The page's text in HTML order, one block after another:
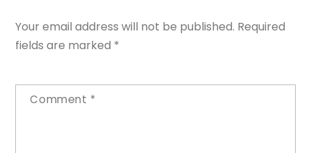
Your email address will not be published. Required
fields are marked *
Comment *